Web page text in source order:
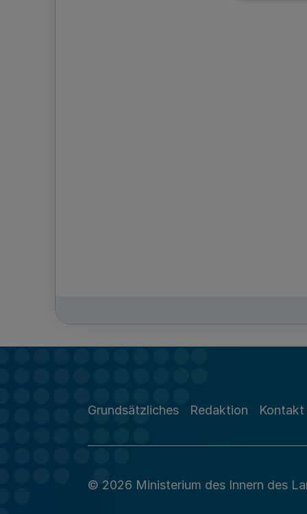
Grundsätzliches Redaktion Kontakt
© 2026 Ministerium des Innern des